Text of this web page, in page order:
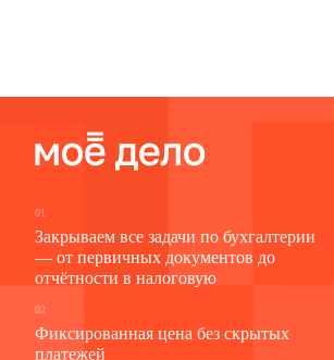
01
Закрываем все задачи по бухгалтерии
— от первичных документов до
отчётности в налоговую
02
Фиксированная цена без скрытых
платежей